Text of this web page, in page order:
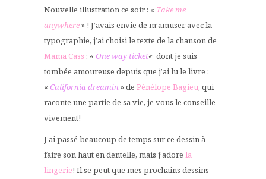
Nouvelle illustration ce soir : « Take me
anywhere» ! J’avais envie de m’amuser avec la
typographie, j’ai choisi le texte de la chanson de
Mama Cass : « One way ticket« dont je suis
tombée amoureuse depuis que j’ai lu le livre :
« California dreamin» de Pénélope Bagieu, qui
raconte une partie de sa vie, je vous le conseille
vivement!
J’ai passé beaucoup de temps sur ce dessin à
faire son haut en dentelle, mais j’adore la
lingerie! Il se peut que mes prochains dessins